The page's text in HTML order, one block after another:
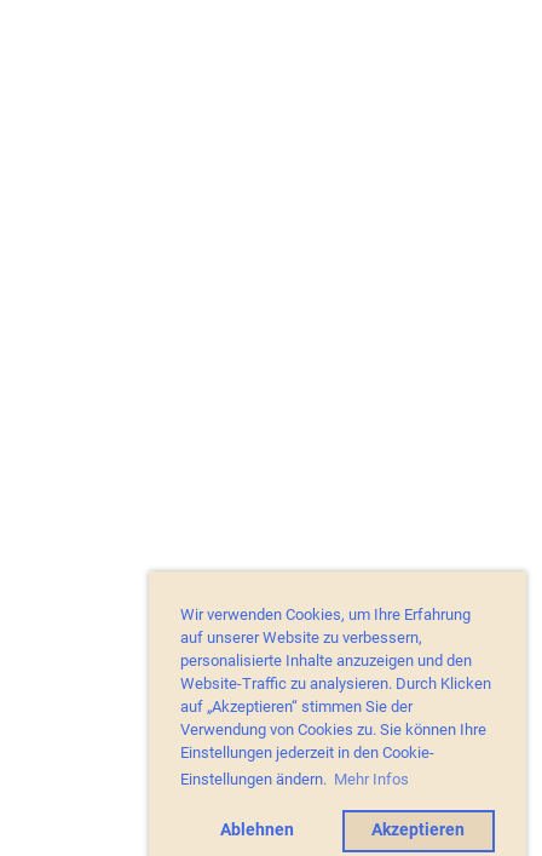
Wir verwenden Cookies, um Ihre Erfahrung
auf unserer Website zu verbessern,
personalisierte Inhalte anzuzeigen und den
Website-Traffic zu analysieren. Durch Klicken
auf „Akzeptieren“ stimmen Sie der
Verwendung von Cookies zu. Sie können Ihre
Einstellungen jederzeit in den Cookie-
Einstellungen ändern. Mehr Infos
Ablehnen Akzeptieren